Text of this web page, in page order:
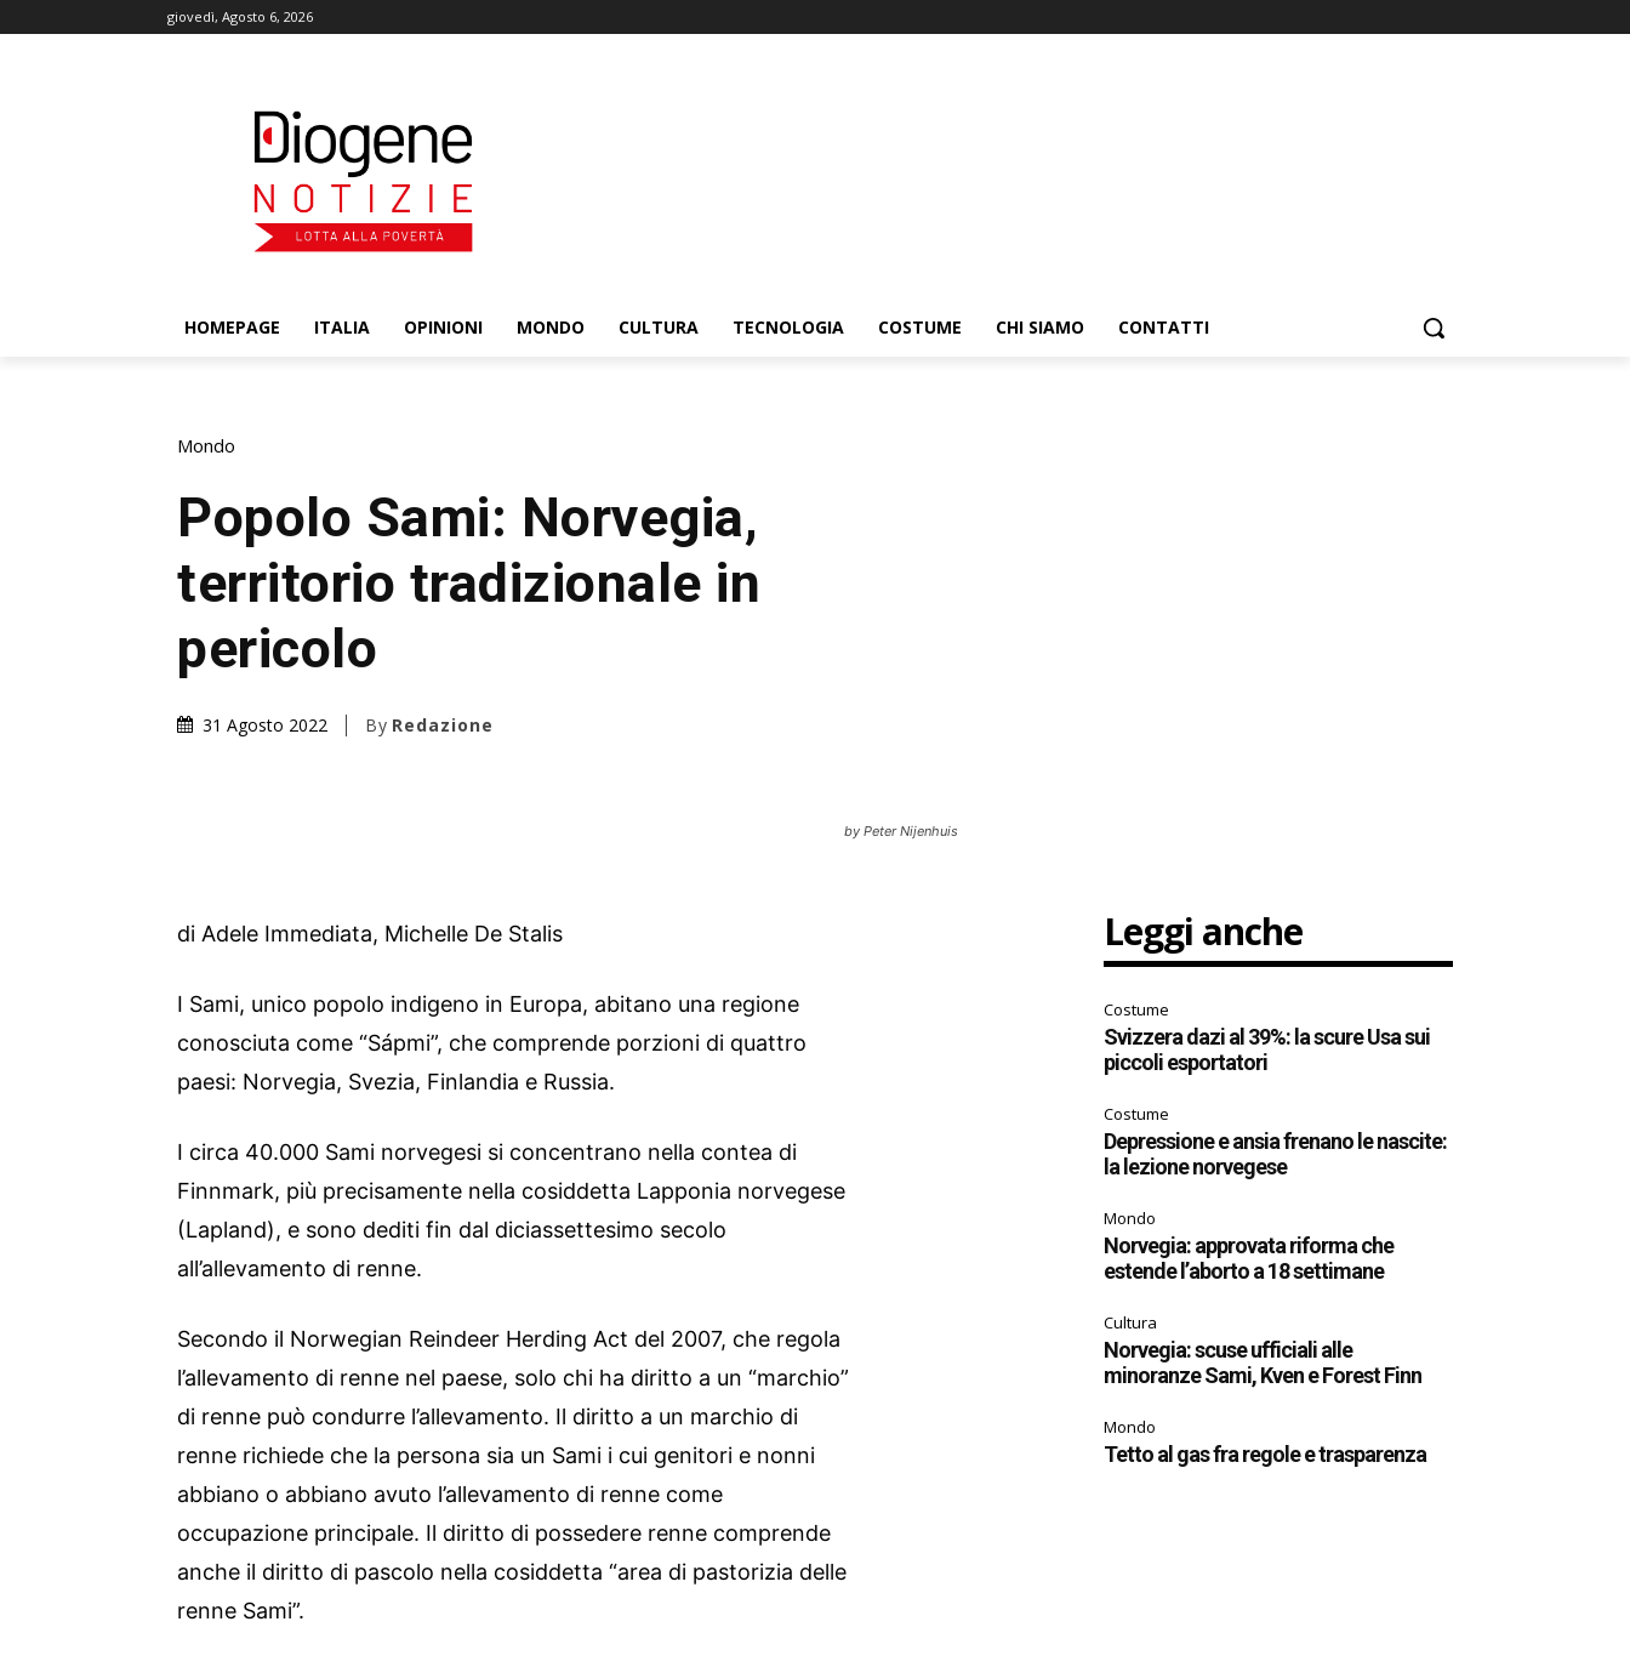
giovedì, Agosto 6, 2026
HOMEPAGE ITALIA OPINIONI MONDO CULTURA TECNOLOGIA COSTUME CHI SIAMO CONTATTI
Mondo
Popolo Sami: Norvegia,
territorio tradizionale in
pericolo
31 Agosto 2022 By Redazione
by Peter Nijenhuis
di Adele Immediata, Michelle De Stalis
I Sami, unico popolo indigeno in Europa, abitano una regione
conosciuta come “Sápmi”, che comprende porzioni di quattro
paesi: Norvegia, Svezia, Finlandia e Russia.
I circa 40.000 Sami norvegesi si concentrano nella contea di
Finnmark, più precisamente nella cosiddetta Lapponia norvegese
(Lapland), e sono dediti fin dal diciassettesimo secolo
all’allevamento di renne.
Secondo il Norwegian Reindeer Herding Act del 2007, che regola
l’allevamento di renne nel paese, solo chi ha diritto a un “marchio”
di renne può condurre l’allevamento. Il diritto a un marchio di
renne richiede che la persona sia un Sami i cui genitori e nonni
abbiano o abbiano avuto l’allevamento di renne come
occupazione principale. Il diritto di possedere renne comprende
anche il diritto di pascolo nella cosiddetta “area di pastorizia delle
renne Sami”.
Leggi anche
Costume
Svizzera dazi al 39%: la scure Usa sui
piccoli esportatori
Costume
Depressione e ansia frenano le nascite:
la lezione norvegese
Mondo
Norvegia: approvata riforma che
estende l’aborto a 18 settimane
Cultura
Norvegia: scuse ufficiali alle
minoranze Sami, Kven e Forest Finn
Mondo
Tetto al gas fra regole e trasparenza